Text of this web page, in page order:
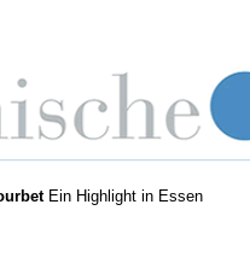
Ein Highlight in Essen